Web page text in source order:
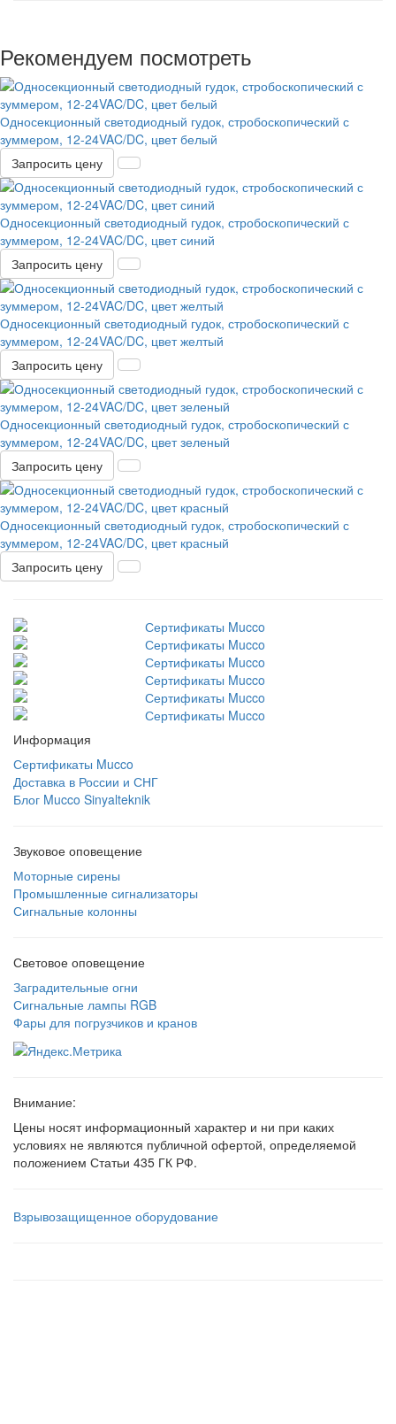
Рекомендуем посмотреть
Односекционный светодиодный гудок, стробоскопический с
зуммером, 12-24VAC/DC, цвет белый
Запросить цену
Односекционный светодиодный гудок, стробоскопический с
зуммером, 12-24VAC/DC, цвет синий
Запросить цену
Односекционный светодиодный гудок, стробоскопический с
зуммером, 12-24VAC/DC, цвет желтый
Запросить цену
Односекционный светодиодный гудок, стробоскопический с
зуммером, 12-24VAC/DC, цвет зеленый
Запросить цену
Односекционный светодиодный гудок, стробоскопический с
зуммером, 12-24VAC/DC, цвет красный
Запросить цену
Информация
Сертификаты Mucco
Доставка в России и СНГ
Блог Mucco Sinyalteknik
Звуковое оповещение
Моторные сирены
Промышленные сигнализаторы
Сигнальные колонны
Световое оповещение
Заградительные огни
Сигнальные лампы RGB
Фары для погрузчиков и кранов
Внимание:
Цены носят информационный характер и ни при каких
условиях не являются публичной офертой, определяемой
положением Статьи 435 ГК РФ.
Взрывозащищенное оборудование